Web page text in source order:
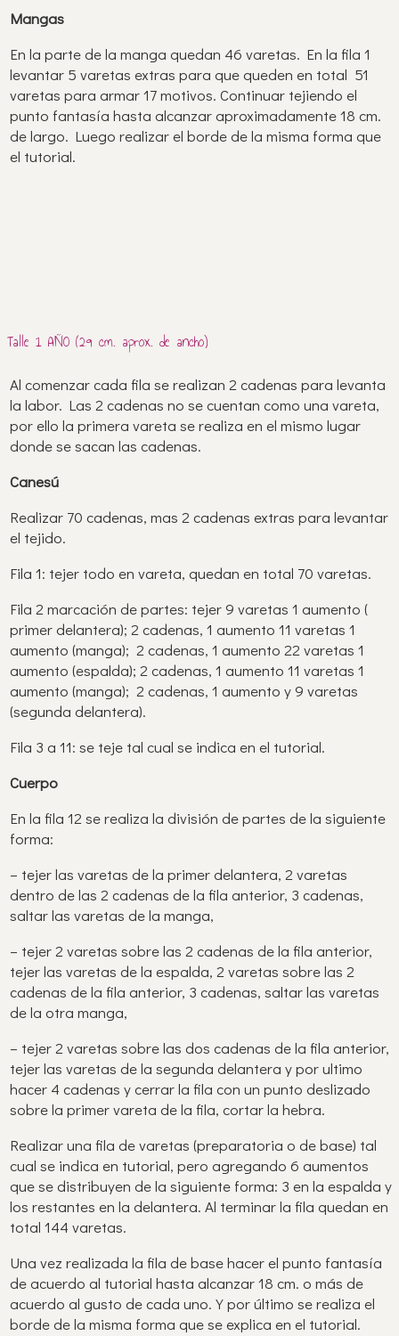
Mangas
En la parte de la manga quedan 46 varetas. En la fila 1
levantar 5 varetas extras para que queden en total 51
varetas para armar 17 motivos. Continuar tejiendo el
punto fantasía hasta alcanzar aproximadamente 18 cm.
de largo. Luego realizar el borde de la misma forma que
el tutorial.
Talle 1 AÑO (29 cm. aprox. de ancho)
Al comenzar cada fila se realizan 2 cadenas para levanta
la labor. Las 2 cadenas no se cuentan como una vareta,
por ello la primera vareta se realiza en el mismo lugar
donde se sacan las cadenas.
Canesú
Realizar 70 cadenas, mas 2 cadenas extras para levantar
el tejido.
Fila 1: tejer todo en vareta, quedan en total 70 varetas.
Fila 2 marcación de partes: tejer 9 varetas 1 aumento (
primer delantera); 2 cadenas, 1 aumento 11 varetas 1
aumento (manga); 2 cadenas, 1 aumento 22 varetas 1
aumento (espalda); 2 cadenas, 1 aumento 11 varetas 1
aumento (manga); 2 cadenas, 1 aumento y 9 varetas
(segunda delantera).
Fila 3 a 11: se teje tal cual se indica en el tutorial.
Cuerpo
En la fila 12 se realiza la división de partes de la siguiente
forma:
– tejer las varetas de la primer delantera, 2 varetas
dentro de las 2 cadenas de la fila anterior, 3 cadenas,
saltar las varetas de la manga,
– tejer 2 varetas sobre las 2 cadenas de la fila anterior,
tejer las varetas de la espalda, 2 varetas sobre las 2
cadenas de la fila anterior, 3 cadenas, saltar las varetas
de la otra manga,
– tejer 2 varetas sobre las dos cadenas de la fila anterior,
tejer las varetas de la segunda delantera y por ultimo
hacer 4 cadenas y cerrar la fila con un punto deslizado
sobre la primer vareta de la fila, cortar la hebra.
Realizar una fila de varetas (preparatoria o de base) tal
cual se indica en tutorial, pero agregando 6 aumentos
que se distribuyen de la siguiente forma: 3 en la espalda y
los restantes en la delantera. Al terminar la fila quedan en
total 144 varetas.
Una vez realizada la fila de base hacer el punto fantasía
de acuerdo al tutorial hasta alcanzar 18 cm. o más de
acuerdo al gusto de cada uno. Y por último se realiza el
borde de la misma forma que se explica en el tutorial.